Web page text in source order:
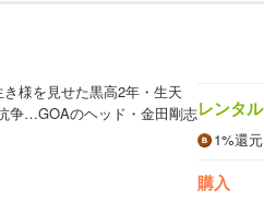
様を見せた黒高2年・生天
争…GOAのヘッド・金田剛志レンタル
1%還元
購入